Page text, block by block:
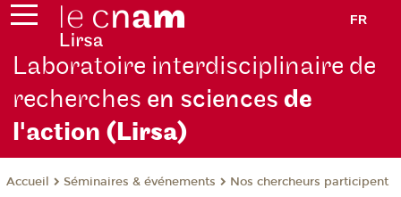
FR
Laboratoire interdisciplinaire de
recherches en sciencesde
l'action (Lirsa)
Accueil Séminaires & événements Nos chercheurs participent